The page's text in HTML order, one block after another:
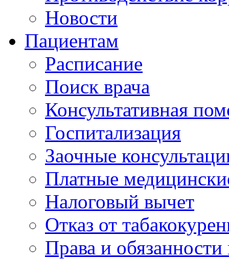
Новости
Пациентам
Расписание
Поиск врача
Консультативная
Госпитализация
Заочные
Платные
Налоговый вычет
Отказ от
Права и